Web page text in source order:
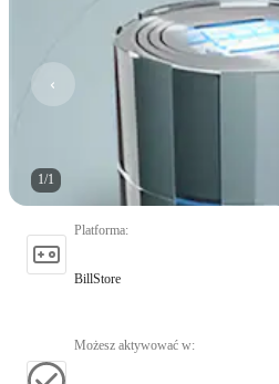
1/1
Platforma:
BillStore
Możesz aktywować w: